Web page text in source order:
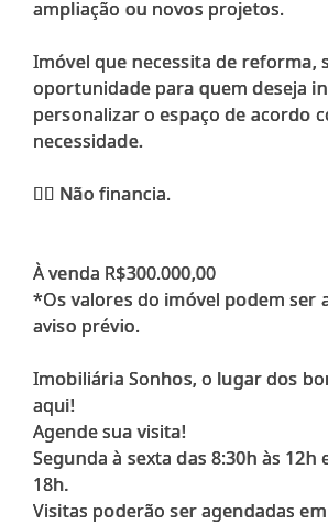
ampliação ou novos projetos.
Imóvel que necessita de reforma,
oportunidade para quem deseja
personalizar o espaço de acordo
necessidade.
👉🏻 Não financia.
À venda R$300.000,00
*Os valores do imóvel podem ser
aviso prévio.
Imobiliária Sonhos, o lugar dos
aqui!
Agende sua visita!
Segunda à sexta das 8:30h às 12h
18h.
Visitas poderão ser agendadas